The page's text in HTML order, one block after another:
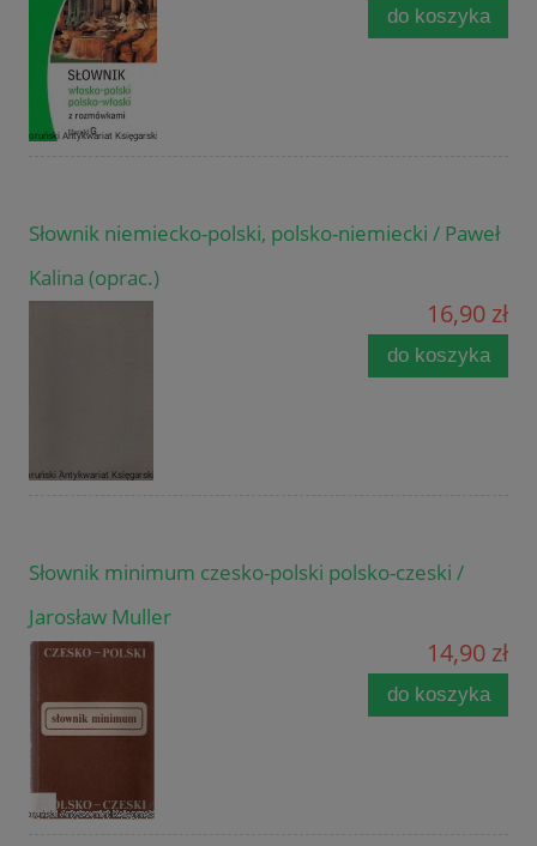
do koszyka
Słownik niemiecko-polski, polsko-niemiecki / Paweł
Kalina (oprac.)
16,90 zł
do koszyka
Słownik minimum czesko-polski polsko-czeski /
Jarosław Muller
14,90 zł
do koszyka